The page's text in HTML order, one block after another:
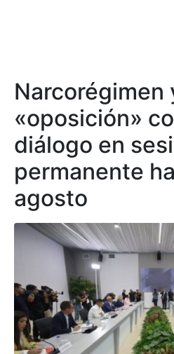
Narcorégimen
«oposición»
diálogo en
permanente
agosto